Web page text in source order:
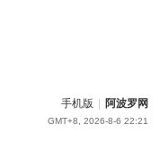
手机版 阿波罗网
GMT+8, 2026-8-6 22:21